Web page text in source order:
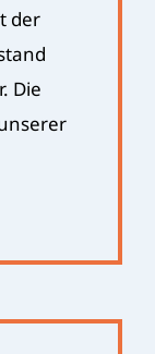
der
Die